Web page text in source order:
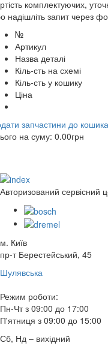
комплектуючих,
надішліть запит через
№
Артикул
Назва деталі
Кіль-сть на схемі
Кіль-сть у кошику
Ціна
запчастини до кошика
на суму: 0.00грн
Авторизований сервісний
м. Київ
пр-т Берестейський, 45
Шулявська
Режим роботи:
Пн-Чт з 09:00 до 17:00
П'ятниця з 09:00 до 15:00
Сб, Нд – вихідний